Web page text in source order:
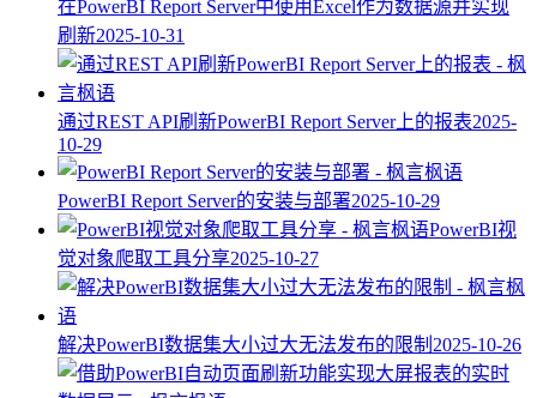
在PowerBI Report Server中使用Excel作为数据源并实现
刷新2025-10-31
通过REST API刷新PowerBI Report Server上的报表2025-
10-29
PowerBI Report Server的安装与部署2025-10-29
PowerBI视
觉对象爬取工具分享2025-10-27
解决PowerBI数据集大小过大无法发布的限制 2025-10-26